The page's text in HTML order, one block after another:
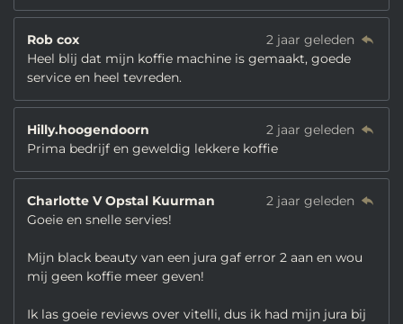
Rob cox
2 jaar geleden
Heel blij dat mijn koffie machine is gemaakt, goede
service en heel tevreden.
Hilly.hoogendoorn
2 jaar geleden
Prima bedrijf en geweldig lekkere koffie
Charlotte V Opstal Kuurman
2 jaar geleden
Goeie en snelle servies!
Mijn black beauty van een jura gaf error 2 aan en wou
mij geen koffie meer geven!
Ik las goeie reviews over vitelli, dus ik had mijn jura bij